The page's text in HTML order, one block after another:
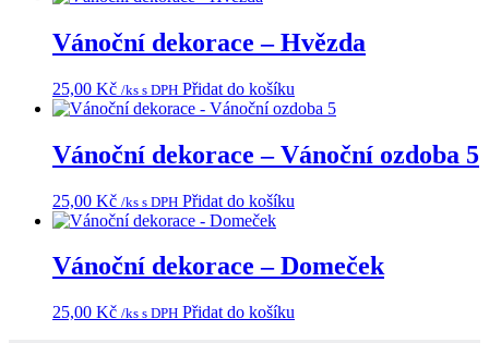
Vánoční dekorace – Hvězda
25,00 Kč /ks s DPH Přidat do košíku
Vánoční dekorace – Vánoční ozdoba 5
25,00 Kč /ks s DPH Přidat do košíku
Vánoční dekorace – Domeček
25,00 Kč /ks s DPH Přidat do košíku